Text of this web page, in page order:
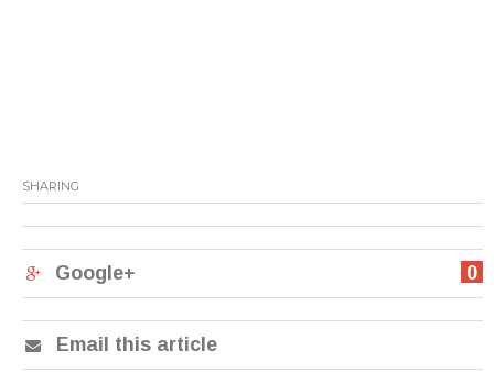
SHARING
0
Google+
Email this article